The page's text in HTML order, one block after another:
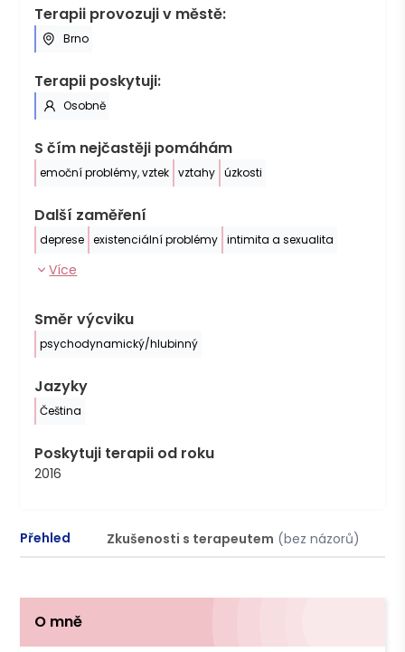
Terapii provozuji v městě:
Brno
Terapii poskytuji:
Osobně
S čím nejčastěji pomáhám
emoční problémy, vztek vztahy úzkosti
Další zaměření
deprese existenciální problémy intimita a sexualita
Více
Směr výcviku
psychodynamický/hlubinný
Jazyky
Čeština
Poskytuji terapii od roku
2016
Přehled Zkušenosti s terapeutem (bez názorů)
O mně